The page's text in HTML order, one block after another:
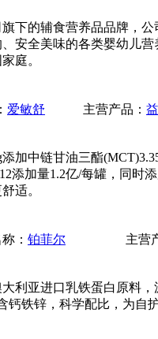
下的辅食营养品品牌，
安全美味的各类婴幼儿
庭。
爱敏舒 主营产品：
加中链甘油三酯
添加量1.2亿/每罐，同
适。
： 铂菲尔 主营
利亚进口乳铁蛋白原料
钙铁锌，科学配比，为自